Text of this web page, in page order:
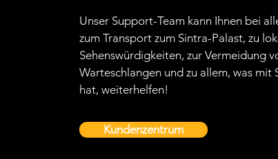
Unser Support-Team kann Ihnen bei
zum Transport zum Sintra-Palast, zu
Sehenswürdigkeiten, zur Vermeidung
Warteschlangen und zu allem, was mit
hat, weiterhelfen!
Kundenzentrum